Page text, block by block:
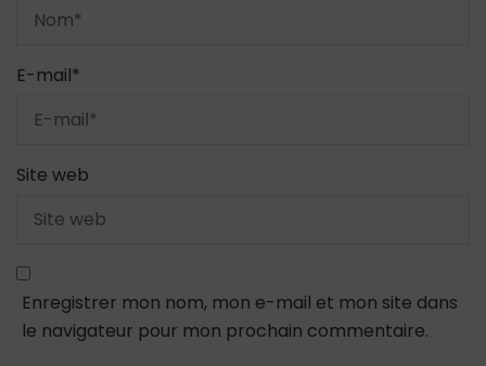
E-mail*
Site web
Enregistrer mon nom, mon e-mail et mon site dans
le navigateur pour mon prochain commentaire.